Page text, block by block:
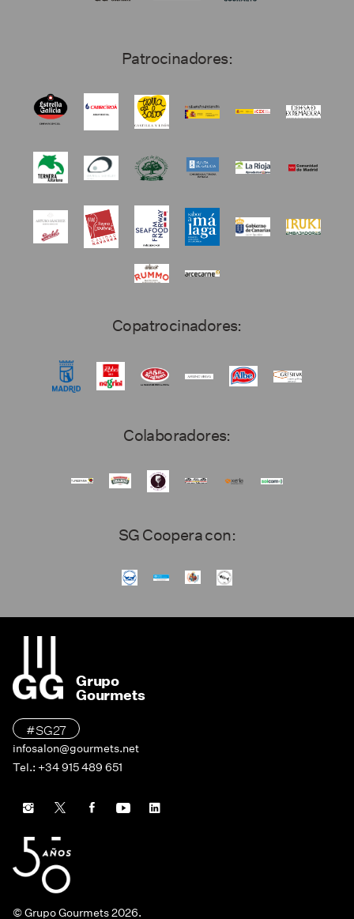
Patrocinadores:
Copatrocinadores:
Colaboradores:
SG Coopera con:
Grupo
Gourmets
#SG27
infosalon@gourmets.net
Tel.: +34 915 489 651
© Grupo Gourmets 2026.